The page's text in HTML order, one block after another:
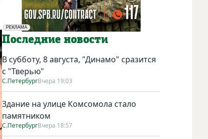
РЕКЛАМА
Социальная реклама
Последние новости
В субботу, 8 августа, "Динамо" сразится
с "Тверью"
С.ПетербургВчера 19:03
Здание на улице Комсомола стало
памятником
С.ПетербургВчера 18:57